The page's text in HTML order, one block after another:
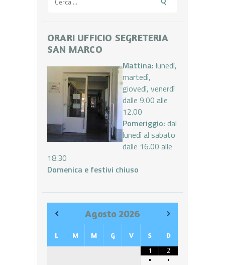
per:
ORARI UFFICIO SEGRETERIA
SAN MARCO
Mattina: lunedì,
martedì,
giovedì, venerdì
dalle 9.00 alle
12.00
Pomeriggio: dal
lunedì al sabato
dalle 16.00 alle
18.30
Domenica e festivi chiuso
Agosto2026
L M M G V S D
1
•
2
•